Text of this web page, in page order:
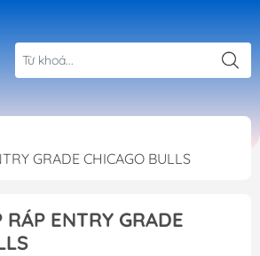
GRADE CHICAGO BULLS
ENTRY GRADE